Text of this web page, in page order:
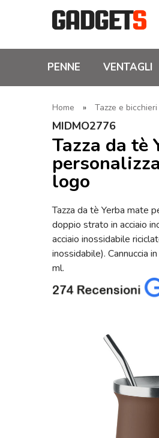
PENNE VENTAGLI
Home » Tazze e bicchieri
MIDMO2776
Tazza da tè
logo
Tazza da tè Yerba mate
doppio strato in acciaio
acciaio inossidabile
inossidabile). Cannuccia
ml.